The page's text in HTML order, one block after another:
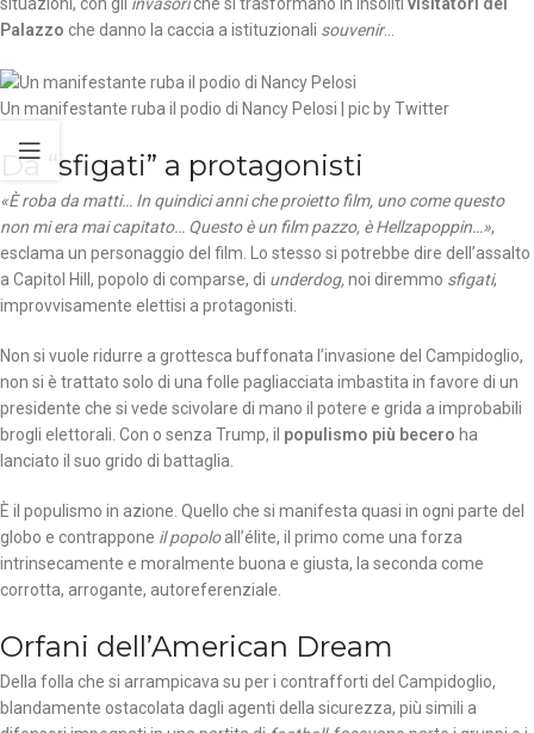
situazioni, con gli invasoriche si trasformano in insoliti visitatori del
Palazzo che danno la caccia a istituzionali souvenir…
Un manifestante ruba il podio di Nancy Pelosi | pic by Twitter
Da “sfigati” a protagonisti
«È roba da matti… In quindici anni che proietto film, uno come questo
non mi era mai capitato… Questo è un film pazzo, è Hellzapoppin…»,
esclama un personaggio del film. Lo stesso si potrebbe dire dell’assalto
a Capitol Hill, popolo di comparse, di underdog,noi diremmo sfigati,
improvvisamente elettisi a protagonisti.
Non si vuole ridurre a grottesca buffonata l’invasione del Campidoglio,
non si è trattato solo di una folle pagliacciata imbastita in favore di un
presidente che si vede scivolare di mano il potere e grida a improbabili
brogli elettorali. Con o senza Trump, il populismo più becero ha
lanciato il suo grido di battaglia.
È il populismo in azione. Quello che si manifesta quasi in ogni parte del
globo e contrappone il popoloall’élite, il primo come una forza
intrinsecamente e moralmente buona e giusta, la seconda come
corrotta, arrogante, autoreferenziale.
Orfani dell’American Dream
Della folla che si arrampicava su per i contrafforti del Campidoglio,
blandamente ostacolata dagli agenti della sicurezza, più simili a